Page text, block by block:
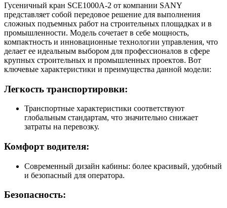
Гусеничный кран SCE1000A-2 от компании SANY
представляет собой передовое решение для выполнения
сложных подъемных работ на строительных площадках и в
промышленности. Модель сочетает в себе мощность,
компактность и инновационные технологии управления, что
делает ее идеальным выбором для профессионалов в сфере
крупных строительных и промышленных проектов. Вот
ключевые характеристики и преимущества данной модели:
Легкость транспортировки:
Транспортные характеристики соответствуют
глобальным стандартам, что значительно снижает
затраты на перевозку.
Комфорт водителя:
Современный дизайн кабины: более красивый, удобный
и безопасный для оператора.
Безопасность: